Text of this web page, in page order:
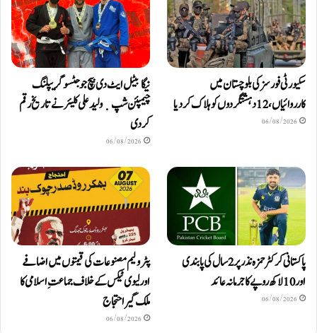
سکیورٹی فورسز کی بلوچستان میں
کارروائیاں، 12 دہشتگردوں کو ہلاک کردیا
06/08/2026
نیگا بیٹل ایٹ دی بیچ جوجٹسو گریپلنگ
چیمپئن شپ ٜ ولید علی کلیئر نے تاریخ رقم
کر دی
06/08/2026
پاکستانی کرکٹر حمزہ نذر پر 2 سال کی پابندی
اور 10 لاکھ روپےکا جرمانہ عائد
06/08/2026
پٹرولیم مصنوعات کی قیمتوں میں اضافے
اور لیوی ٹیکس کے خلاف جماعتِ اسلامی کا
ملک گیر احتجاج
06/08/2026